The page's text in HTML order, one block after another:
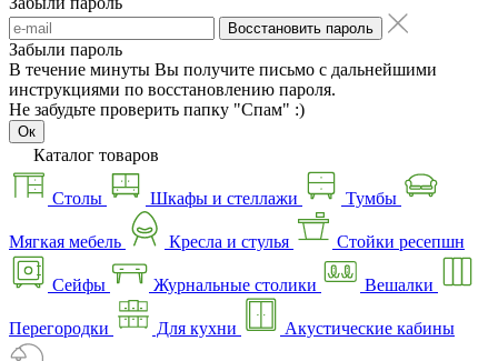
Восстановить пароль
Забыли пароль
В течение минуты Вы получите письмо с дальнейшими
инструкциями по восстановлению пароля.
Не забудьте проверить папку "Спам" :)
Ок
Каталог товаров
Столы Шкафы и стеллажи Тумбы
Мягкая мебель Кресла и стулья Стойки ресепшн
Сейфы Журнальные столики Вешалки
Перегородки Для кухни Акустические кабины